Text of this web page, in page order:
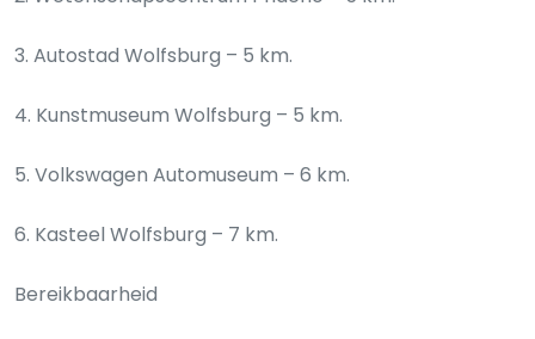
3. Autostad Wolfsburg – 5 km.
4. Kunstmuseum Wolfsburg – 5 km.
5. Volkswagen Automuseum – 6 km.
6. Kasteel Wolfsburg – 7 km.
Bereikbaarheid